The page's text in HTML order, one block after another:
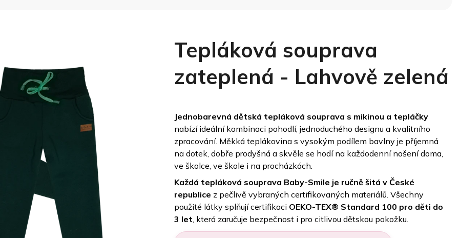
Tepláková souprava
zateplená - Lahvově zelená
Jednobarevná dětská tepláková souprava s mikinou a tepláčky
nabízí ideální kombinaci pohodlí, jednoduchého designu a kvalitního
zpracování. Měkká teplákovina s vysokým podílem bavlny je příjemná
na dotek, dobře prodyšná a skvěle se hodí na každodenní nošení doma,
ve školce, ve škole i na procházkách.
Každá tepláková souprava Baby-Smile je ručně šitá v České
republice z pečlivě vybraných certifikovaných materiálů. Všechny
použité látky splňují certifikaci OEKO-TEX® Standard 100 pro děti do
3 let, která zaručuje bezpečnost i pro citlivou dětskou pokožku.